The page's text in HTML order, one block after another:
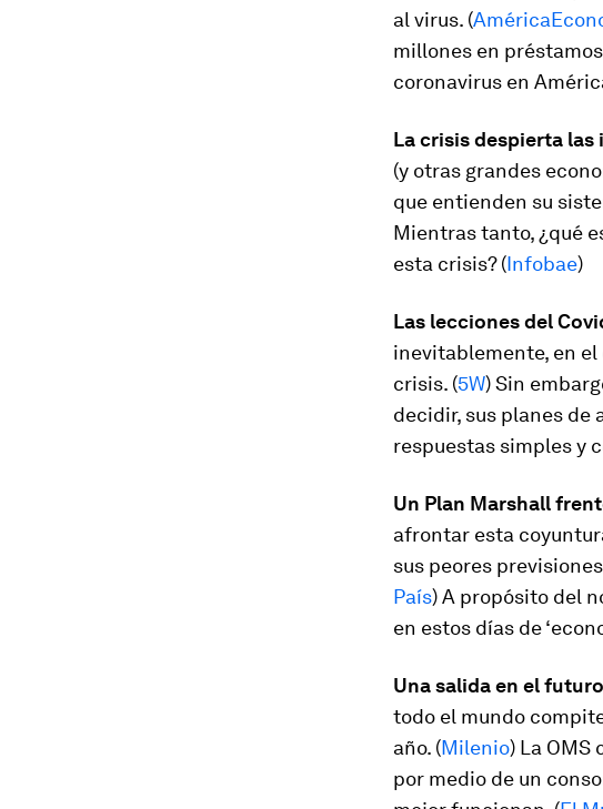
al virus. (
millones en
coronavirus en
La crisis despierta las
(y otras grandes
que entienden su
Mientras tanto, ¿qué
esta crisis? (Infobae)
Las lecciones del
inevitablemente, en
crisis. (5W) Sin
decidir, sus planes de
respuestas simples y
Un Plan Marshall
afrontar esta
sus peores
País) A propósito del
en estos días de
Una salida en el futuro
todo el mundo
año. (Milenio) La
por medio de un